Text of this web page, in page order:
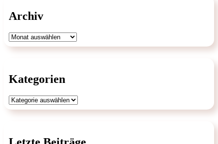
Archiv
Archiv
Kategorien
Kategorien